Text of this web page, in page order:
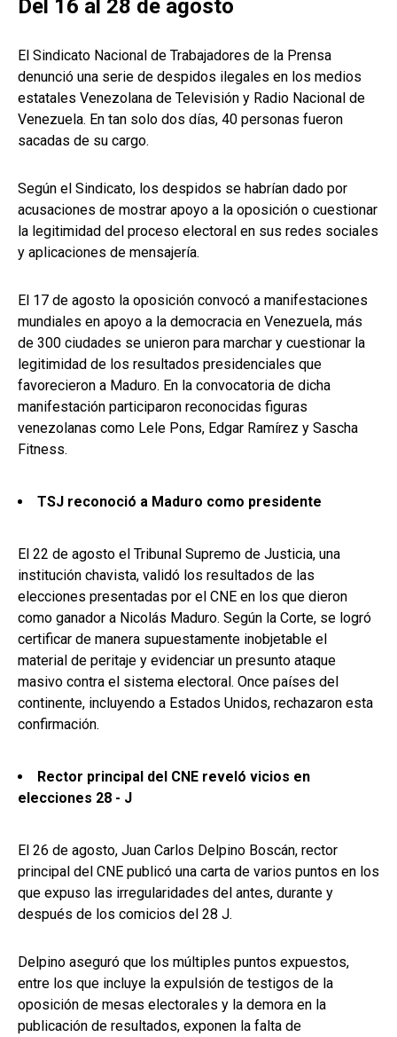
Del 16 al 28 de agosto
El Sindicato Nacional de Trabajadores de la Prensa
denunció una serie de despidos ilegales en los medios
estatales Venezolana de Televisión y Radio Nacional de
Venezuela. En tan solo dos días, 40 personas fueron
sacadas de su cargo.
Según el Sindicato, los despidos se habrían dado por
acusaciones de mostrar apoyo a la oposición o cuestionar
la legitimidad del proceso electoral en sus redes sociales
y aplicaciones de mensajería.
El 17 de agosto la oposición convocó a manifestaciones
mundiales en apoyo a la democracia en Venezuela, más
de 300 ciudades se unieron para marchar y cuestionar la
legitimidad de los resultados presidenciales que
favorecieron a Maduro. En la convocatoria de dicha
manifestación participaron reconocidas figuras
venezolanas como Lele Pons, Edgar Ramírez y Sascha
Fitness.
TSJ reconoció a Maduro como presidente
El 22 de agosto el Tribunal Supremo de Justicia, una
institución chavista, validó los resultados de las
elecciones presentadas por el CNE en los que dieron
como ganador a Nicolás Maduro. Según la Corte, se logró
certificar de manera supuestamente inobjetable el
material de peritaje y evidenciar un presunto ataque
masivo contra el sistema electoral. Once países del
continente, incluyendo a Estados Unidos, rechazaron esta
confirmación.
Rector principal del CNE reveló vicios en
elecciones 28 - J
El 26 de agosto, Juan Carlos Delpino Boscán, rector
principal del CNE publicó una carta de varios puntos en los
que expuso las irregularidades del antes, durante y
después de los comicios del 28 J.
Delpino aseguró que los múltiples puntos expuestos,
entre los que incluye la expulsión de testigos de la
oposición de mesas electorales y la demora en la
publicación de resultados, exponen la falta de